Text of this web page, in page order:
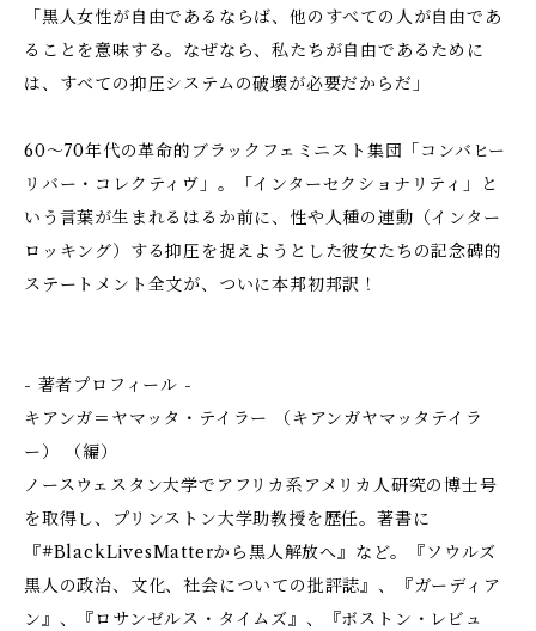
「黒人女性が自由であるならば、他のすべての人が自由であ
ることを意味する。なぜなら、私たちが自由であるために
は、すべての抑圧システムの破壊が必要だからだ――」
60～70年代の革命的ブラックフェミニスト集団「コンバヒー
リバー・コレクティヴ」。「インターセクショナリティ」と
いう言葉が生まれるはるか前に、性や人種の連動（インター
ロッキング）する抑圧を捉えようとした彼女たちの記念碑的
ステートメント全文が、ついに本邦初邦訳！
- 著者プロフィール -
キアンガ＝ヤマッタ・テイラー （キアンガヤマッタテイラ
ー） （編）
ノースウェスタン大学でアフリカ系アメリカ人研究の博士号
を取得し、プリンストン大学助教授を歴任。著書に
『#BlackLivesMatterから黒人解放へ』など。『ソウルズ――
黒人の政治、文化、社会についての批評誌』、『ガーディア
ン』、『ロサンゼルス・タイムズ』、『ボストン・レビュ